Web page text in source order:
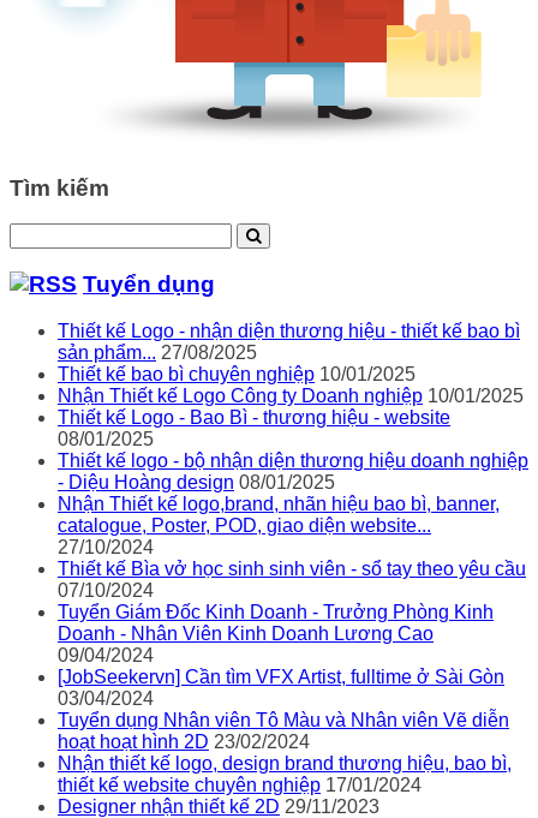
Tìm kiếm
Tuyển dụng
Thiết kế Logo - nhận diện thương hiệu - thiết kế bao bì
sản phẩm... 27/08/2025
Thiết kế bao bì chuyên nghiệp 10/01/2025
Nhận Thiết kế Logo Công ty Doanh nghiệp 10/01/2025
Thiết kế Logo - Bao Bì - thương hiệu - website
08/01/2025
Thiết kế logo - bộ nhận diện thương hiệu doanh nghiệp
- Diệu Hoàng design 08/01/2025
Nhận Thiết kế logo,brand, nhãn hiệu bao bì, banner,
catalogue, Poster, POD, giao diện website...
27/10/2024
Thiết kế Bìa vở học sinh sinh viên - sổ tay theo yêu cầu
07/10/2024
Tuyển Giám Đốc Kinh Doanh - Trưởng Phòng Kinh
Doanh - Nhân Viên Kinh Doanh Lương Cao
09/04/2024
[JobSeekervn] Cần tìm VFX Artist, fulltime ở Sài Gòn
03/04/2024
Tuyển dụng Nhân viên Tô Màu và Nhân viên Vẽ diễn
hoạt hoạt hình 2D 23/02/2024
Nhận thiết kế logo, design brand thương hiệu, bao bì,
thiết kế website chuyên nghiệp 17/01/2024
Designer nhận thiết kế 2D 29/11/2023